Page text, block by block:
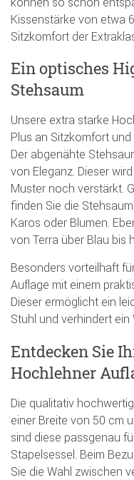
Kissenstärke von etwa
Sitzkomfort der
Ein optisches
Stehsaum
Unsere extra starke
Plus an Sitzkomfort
Der abgenähte
von Eleganz. Dieser
Muster noch verstärkt.
finden Sie die
Karos oder Blumen.
von Terra über Blau bis
Besonders vorteilhaft
Auflage mit einem
Dieser ermöglicht ein
Stuhl und verhindert
Entdecken Sie
Hochlehner
Die qualitativ
einer Breite von 50 cm
sind diese passgenau
Stapelsessel. Beim
Sie die Wahl zwischen